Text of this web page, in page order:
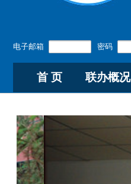
首 页 联办概况
电子邮箱 密码